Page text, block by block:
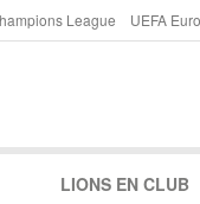
League UEFA
LIONS EN CLUB